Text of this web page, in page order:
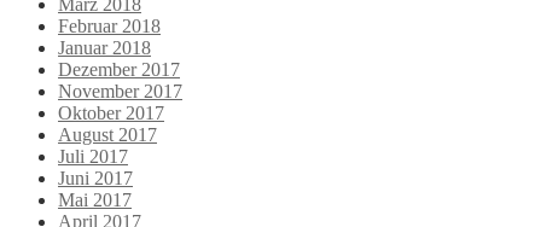
März 2018
Februar 2018
Januar 2018
Dezember 2017
November 2017
Oktober 2017
August 2017
Juli 2017
Juni 2017
Mai 2017
April 2017